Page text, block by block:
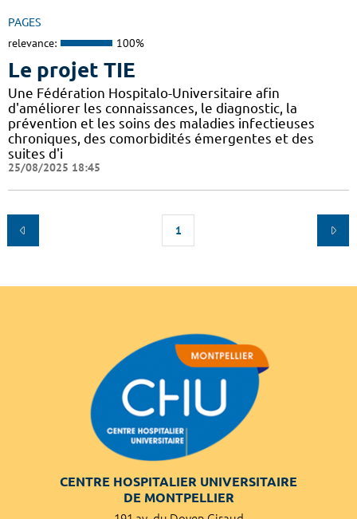
PAGES
relevance: 100%
Le projet TIE
Une Fédération Hospitalo-Universitaire afin
d'améliorer les connaissances, le diagnostic, la
prévention et les soins des maladies infectieuses
chroniques, des comorbidités émergentes et des
suites d'i
25/08/2025 18:45
1
CENTRE HOSPITALIER UNIVERSITAIRE
DE MONTPELLIER